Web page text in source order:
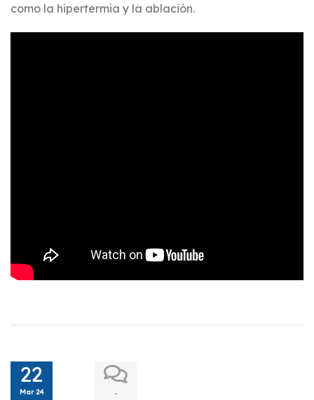
como la hipertermia y la ablación.
22
Mar 24 -